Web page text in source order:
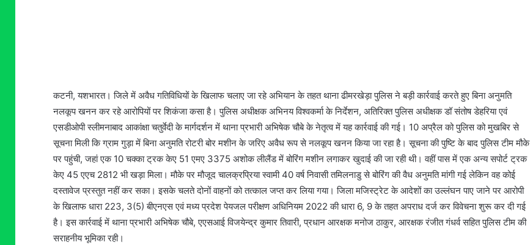
कटनी, यशभारत। जिले में अवैध गतिविधियों के खिलाफ चलाए जा रहे अभियान के तहत थाना ढीमरखेड़ा पुलिस ने बड़ी कार्रवाई करते हुए बिना अनुमति
नलकूप खनन कर रहे आरोपियों पर शिकंजा कसा है। पुलिस अधीक्षक अभिनय विश्वकर्मा के निर्देशन, अतिरिक्त पुलिस अधीक्षक डॉ संतोष डेहरिया एवं
एसडीओपी स्लीमनाबाद आकांक्षा चतुर्वेदी के मार्गदर्शन में थाना प्रभारी अभिषेक चौबे के नेतृत्व में यह कार्रवाई की गई। 10 अप्रैल को पुलिस को मुखबिर से
सूचना मिली कि ग्राम गुड़ा में बिना अनुमति रोटरी बोर मशीन के जरिए अवैध रूप से नलकूप खनन किया जा रहा है। सूचना की पुष्टि के बाद पुलिस टीम मौके
पर पहुंची, जहां एक 10 चक्का ट्रक केए 51 एमए 3375 अशोक लीलैंड में बोरिंग मशीन लगाकर खुदाई की जा रही थी। वहीं पास में एक अन्य सपोर्ट ट्रक
केए 45 एएच 2812 भी खड़ा मिला। मौके पर मौजूद चालक्रप्रिया स्वामी 40 वर्ष निवासी तमिलनाडु से बोरिंग की वैध अनुमति मांगी गई लेकिन वह कोई
दस्तावेज प्रस्तुत नहीं कर सका। इसके चलते दोनों वाहनों को तत्काल जप्त कर लिया गया। जिला मजिस्ट्रेट के आदेशों का उल्लंघन पाए जाने पर आरोपी
के खिलाफ धारा 223, 3(5) बीएनएस एवं मध्य प्रदेश पेयजल परीक्षण अधिनियम 2022 की धारा 6, 9 के तहत अपराध दर्ज कर विवेचना शुरू कर दी गई
है। इस कार्रवाई में थाना प्रभारी अभिषेक चौबे, एएसआई विजयेन्द्र कुमार तिवारी, प्रधान आरक्षक मनोज ठाकुर, आरक्षक रंजीत गंधर्व सहित पुलिस टीम की
सराहनीय भूमिका रही।